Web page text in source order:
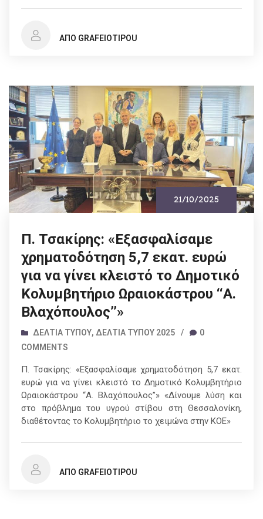
ΑΠΌ GRAFEIOTIPOU
21/10/2025
Π. Τσακίρης: «Εξασφαλίσαμε
χρηματοδότηση 5,7 εκατ. ευρώ
για να γίνει κλειστό το Δημοτικό
Κολυμβητήριο Ωραιοκάστρου ‘‘Α.
Βλαχόπουλος’’»
ΔΕΛΤΊΑ ΤΎΠΟΥ, ΔΕΛΤΊΑ ΤΎΠΟΥ 2025 /
0
COMMENTS
Π. Τσακίρης: «Εξασφαλίσαμε χρηματοδότηση 5,7 εκατ.
ευρώ για να γίνει κλειστό το Δημοτικό Κολυμβητήριο
Ωραιοκάστρου ‘‘Α. Βλαχόπουλος’’» «Δίνουμε λύση και
στο πρόβλημα του υγρού στίβου στη Θεσσαλονίκη,
διαθέτοντας το Κολυμβητήριο το χειμώνα στην ΚΟΕ»
ΑΠΌ GRAFEIOTIPOU